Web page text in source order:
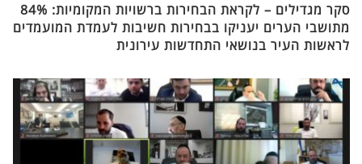
סקר מגדילים – לקראת הבחירות ברשויות המקומיות: 84%
מתושבי הערים יעניקו בבחירות חשיבות לעמדת המועמדים
לראשות העיר בנושאי התחדשות עירונית